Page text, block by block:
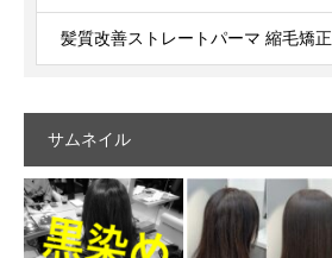
髪質改善ストレートパーマ 縮毛矯正
サムネイル